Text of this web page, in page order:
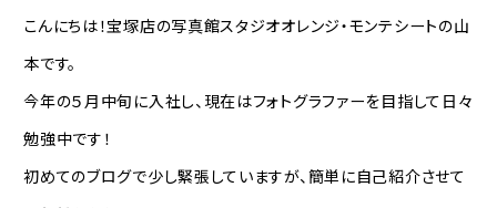
こんにちは！宝塚店の写真館スタジオオレンジ・モンテシートの山
本です。
今年の５月中旬に入社し、現在はフォトグラファーを目指して日々
勉強中です！
初めてのブログで少し緊張していますが、簡単に自己紹介させて